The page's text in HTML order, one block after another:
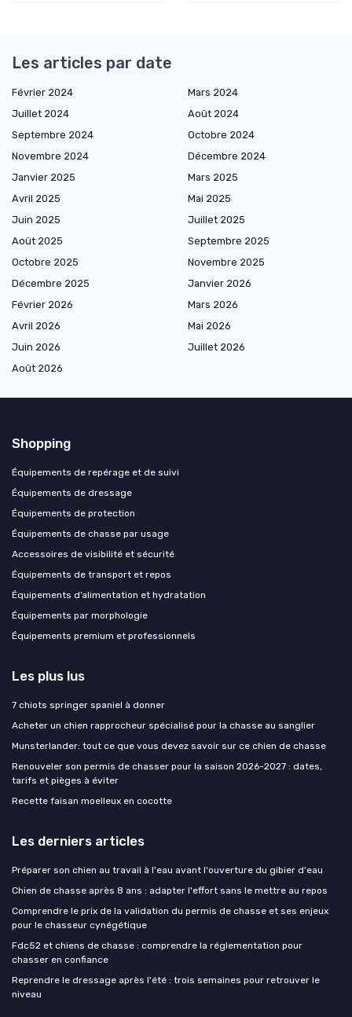
Les articles par date
Février 2024
Mars 2024
Juillet 2024
Août 2024
Septembre 2024
Octobre 2024
Novembre 2024
Décembre 2024
Janvier 2025
Mars 2025
Avril 2025
Mai 2025
Juin 2025
Juillet 2025
Août 2025
Septembre 2025
Octobre 2025
Novembre 2025
Décembre 2025
Janvier 2026
Février 2026
Mars 2026
Avril 2026
Mai 2026
Juin 2026
Juillet 2026
Août 2026
Shopping
Équipements de repérage et de suivi
Équipements de dressage
Équipements de protection
Équipements de chasse par usage
Accessoires de visibilité et sécurité
Équipements de transport et repos
Équipements d’alimentation et hydratation
Équipements par morphologie
Équipements premium et professionnels
Les plus lus
7 chiots springer spaniel à donner
Acheter un chien rapprocheur spécialisé pour la chasse au sanglier
Munsterlander: tout ce que vous devez savoir sur ce chien de chasse
Renouveler son permis de chasser pour la saison 2026-2027 : dates,
tarifs et pièges à éviter
Recette faisan moelleux en cocotte
Les derniers articles
Préparer son chien au travail à l'eau avant l'ouverture du gibier d'eau
Chien de chasse après 8 ans : adapter l'effort sans le mettre au repos
Comprendre le prix de la validation du permis de chasse et ses enjeux
pour le chasseur cynégétique
Fdc52 et chiens de chasse : comprendre la réglementation pour
chasser en confiance
Reprendre le dressage après l'été : trois semaines pour retrouver le
niveau